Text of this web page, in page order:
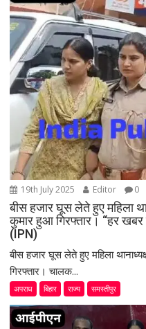
g
a
t
i
o
n
19th July 2025 Editor 0
बीस हजार घूस लेते हुए महिला
कुमार हुआ गिरफ्तार। “हर
(IPN)
बीस हजार घूस लेते हुए महिला
गिरफ्तार। चालक...
अपराध बिहार राज्य समस्तीपुर